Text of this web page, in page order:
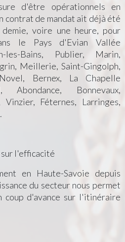
d'être opérationnels en
contrat de mandat ait déjà été
voire une heure, pour
le Pays d'Evian Vallée
les-Bains, Publier, Marin,
Meillerie, Saint-Gingolph,
Bernex, La Chapelle
Abondance, Bonnevaux,
Vinzier, Féternes, Larringes,
sur l'efficacité
en Haute-Savoie depuis
du secteur nous permet
coup d'avance sur l'itinéraire